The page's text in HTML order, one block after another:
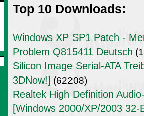
Top 10 Downloads:
Windows XP SP1 Patch -
Problem Q815411 Deutsch
Silicon Image Serial-ATA
3DNow!] (62208)
Realtek High Definition
[Windows 2000/XP/2003